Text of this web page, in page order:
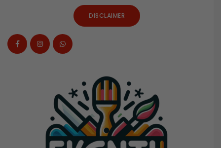
DISCLAIMER